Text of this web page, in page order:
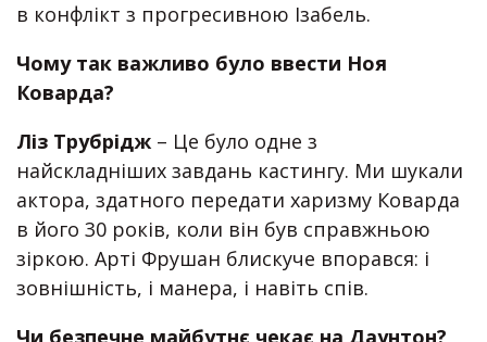
в конфлікт з прогресивною Ізабель.
Чому так важливо було ввести Ноя
Коварда?
Ліз Трубрідж – Це було одне з
найскладніших завдань кастингу. Ми шукали
актора, здатного передати харизму Коварда
в його 30 років, коли він був справжньою
зіркою. Арті Фрушан блискуче впорався: і
зовнішність, і манера, і навіть спів.
Чи безпечне майбутнє чекає на Даунтон?